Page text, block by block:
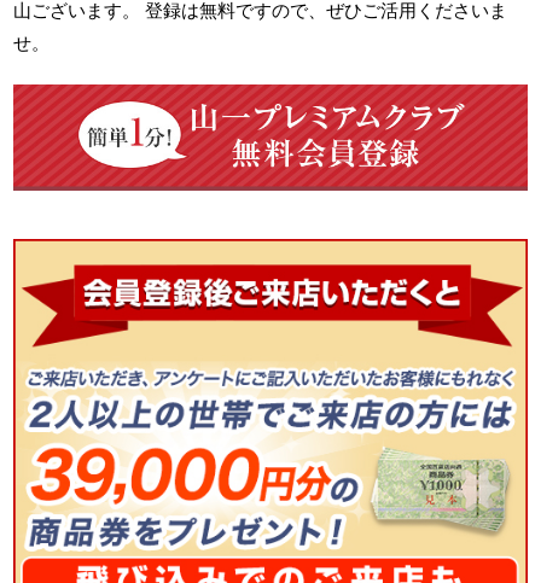
山ございます。 登録は無料ですので、ぜひご活用くださいま
せ。